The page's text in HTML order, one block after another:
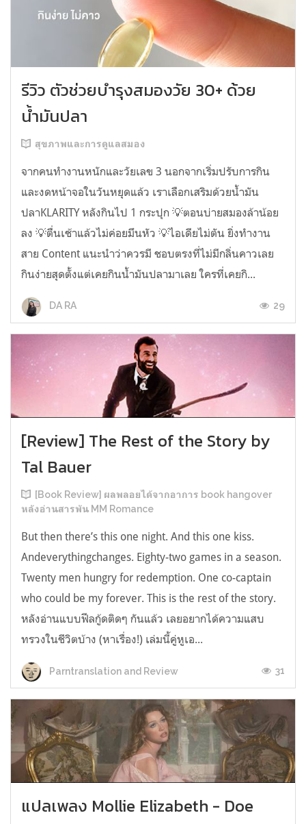
รีวิว ตัวช่วยบำรุงสมองวัย 30+ ด้วย
น้ำมันปลา
สุขภาพและการดูแลสมอง
จากคนทำงานหนักและวัยเลข 3 นอกจากเริ่มปรับการกิน
และงดหน้าจอในวันหยุดแล้ว เราเลือกเสริมด้วยน้ำมัน
ปลาKLARITY หลังกินไป 1 กระปุก 💡ตอนบ่ายสมองล้าน้อย
ลง 💡ตื่นเช้าแล้วไม่ค่อยมึนหัว 💡ไอเดียไม่ตัน ยิ่งทำงาน
สาย Content แนะนำว่าควรมี ชอบตรงที่ไม่มีกลิ่นคาวเลย
กินง่ายสุดตั้งแต่เคยกินน้ำมันปลามาเลย ใครที่เคยกิ...
DA RA 29
[Review] The Rest of the Story by
Tal Bauer
[Book Review] ผลพลอยได้จากอาการ book hangover
หลังอ่านสารพัน MM Romance
But then there’s this one night. And this one kiss.
Andeverythingchanges. Eighty-two games in a season.
Twenty men hungry for redemption. One co-captain
who could be my forever. This is the rest of the story.
หลังอ่านแบบฟีลกู้ดติดๆ กันแล้ว เลยอยากได้ความแสบ
ทรวงในชีวิตบ้าง (หาเรื่อง!) เล่มนี้คู่หูเอ...
Parntranslation and Review 31
แปลเพลง Mollie Elizabeth - Doe